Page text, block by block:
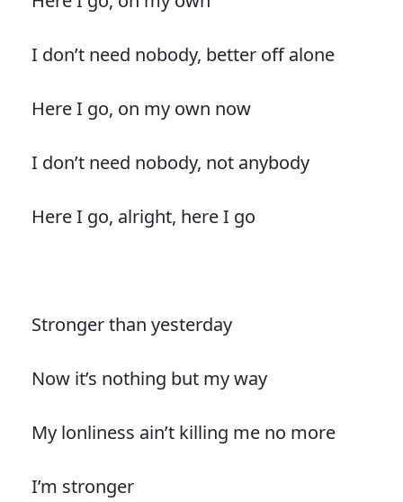
I don’t need nobody, better off alone
Here I go, on my own now
I don’t need nobody, not anybody
Here I go, alright, here I go
Stronger than yesterday
Now it’s nothing but my way
My lonliness ain’t killing me no more
I’m stronger